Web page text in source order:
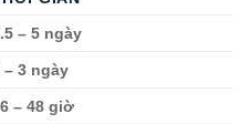
– 5 ngày
– 3 ngày
– 48 giờ